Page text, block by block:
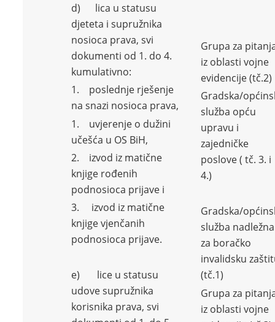
d) lica u statusu
djeteta i supružnika
nosioca prava, svi
dokumenti od 1. do 4.
kumulativno:
1. poslednje rješenje
na snazi nosioca prava,
1. uvjerenje o dužini
učešća u OS BiH,
2. izvod iz matične
knjige rođenih
podnosioca prijave i
3. izvod iz matične
knjige vjenčanih
podnosioca prijave.
e) lice u statusu
udove supružnika
korisnika prava, svi
Grupa za
iz oblasti vojne
evidencije (tč.2)
Gradska/
služba opću
upravu i
zajedničke
poslove ( tč. 3. i
4.)
Gradska/
služba nadležna
za boračko
invalidsku
(tč.1)
Grupa za
iz oblasti vojne